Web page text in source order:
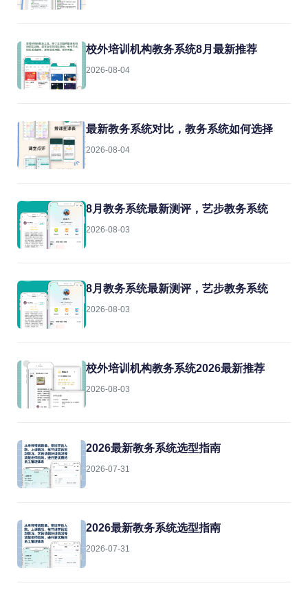
校外培训机构教务系统8月最新推荐
2026-08-04
最新教务系统对比，教务系统如何选择
2026-08-04
8月教务系统最新测评，艺步教务系统
2026-08-03
8月教务系统最新测评，艺步教务系统
2026-08-03
校外培训机构教务系统2026最新推荐
2026-08-03
2026最新教务系统选型指南
2026-07-31
2026最新教务系统选型指南
2026-07-31